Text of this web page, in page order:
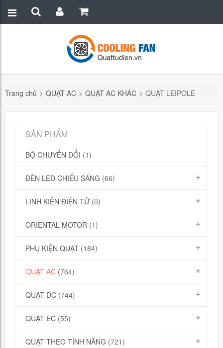
Trang chủ > QUẠT AC > QUẠT AC KHÁC > QUẠT LEIPOLE
SẢN PHẨM
BỘ CHUYỂN ĐỔI (1)
ĐÈN LED CHIẾU SÁNG (66)
LINH KIỆN ĐIỆN TỬ (0)
ORIENTAL MOTOR (1)
PHỤ KIỆN QUẠT (184)
QUẠT AC (764)
QUẠT DC (744)
QUẠT EC (55)
QUẠT THEO TÍNH NĂNG (721)